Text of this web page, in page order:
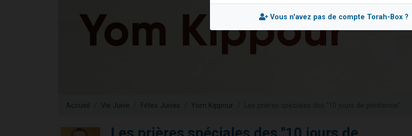
61 personnes viennent de demander une bénédiction
Ariel vient de donner son Maasser
Il reste 49 places pour étudier en groupe sur Zoom
Accueil Vie Juive Fêtes Juives Yom Kippour
Vous n'avez pas de compte Torah-Box ?